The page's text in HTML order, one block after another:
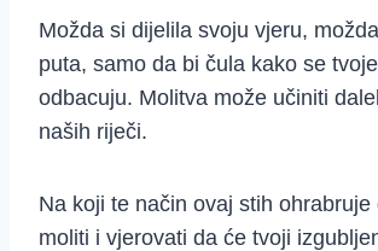
Možda si dijelila svoju vjeru,
puta, samo da bi čula kako se
odbacuju. Molitva može učiniti
naših riječi.
Na koji te način ovaj stih ohrabruje
moliti i vjerovati da će tvoji